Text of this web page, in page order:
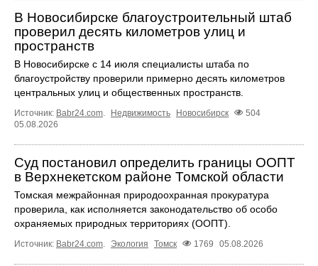
В Новосибирске благоустроительный штаб
проверил десять километров улиц и
пространств
В Новосибирске с 14 июля специалисты штаба по
благоустройству проверили примерно десять километров
центральных улиц и общественных пространств.
Источник: Babr24.com. Недвижимость Новосибирск
504
05.08.2026
Суд постановил определить границы ООПТ
в Верхнекетском районе Томской области
Томская межрайонная природоохранная прокуратура
проверила, как исполняется законодательство об особо
охраняемых природных территориях (ООПТ).
Источник: Babr24.com. Экология Томск 1769 05.08.2026